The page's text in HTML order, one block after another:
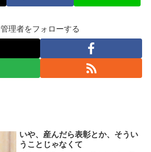
管理者をフォローする
いや、産んだら表彰とか、そうい
うことじゃなくて